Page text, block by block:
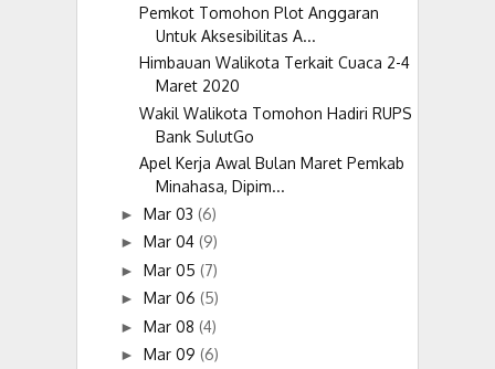
Pemkot Tomohon Plot Anggaran
Untuk Aksesibilitas A...
Himbauan Walikota Terkait Cuaca 2-4
Maret 2020
Wakil Walikota Tomohon Hadiri RUPS
Bank SulutGo
Apel Kerja Awal Bulan Maret Pemkab
Minahasa, Dipim...
► Mar 03 (6)
► Mar 04 (9)
► Mar 05 (7)
► Mar 06 (5)
► Mar 08 (4)
► Mar 09 (6)